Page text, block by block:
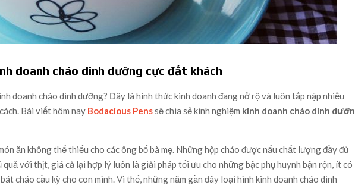
doanh cháo dinh dưỡng cực đắt khách
doanh cháo dinh dưỡng? Đây là hình thức kinh doanh đang nở rộ và luôn tấp nập nhiều
Bài viết hôm nay Bodacious Penssẽ chia sẻ kinh nghiệm kinh doanh cháo dinh
ăn không thể thiếu cho các ông bố bà mẹ. Những hộp cháo được nấu chất lượng đầy đủ
với thịt, giá cả lại hợp lý luôn là giải pháp tối ưu cho những bậc phụ huynh bận rộn, ít có
cháo cầu kỳ cho con mình. Vì thế, những năm gần đây loại hình kinh doanh cháo dinh